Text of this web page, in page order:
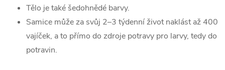
Tělo je také šedohnědé barvy.
Samice může za svůj 2–3 týdenní život naklást až 400
vajíček, a to přímo do zdroje potravy pro larvy, tedy do
potravin.